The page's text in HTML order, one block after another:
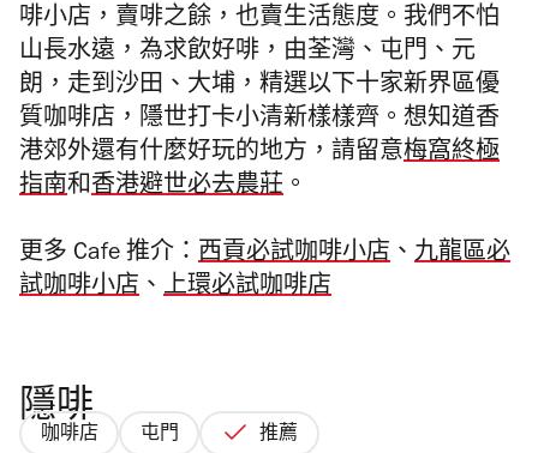
啡小店，賣啡之餘，也賣生活態度。我們不怕
山長水遠，為求飲好啡，由荃灣、屯門、元
朗，走到沙田、大埔，精選以下十家新界區優
質咖啡店，隱世打卡小清新樣樣齊。 想知道香
港郊外還有什麼好玩的地方，請留意梅窩終極
指南和香港避世必去農莊 。
更多 Cafe 推介： 西貢必試咖啡小店 、 九龍區必
試咖啡小店 、 上環必試咖啡店
隱啡
咖啡店 屯門 推薦